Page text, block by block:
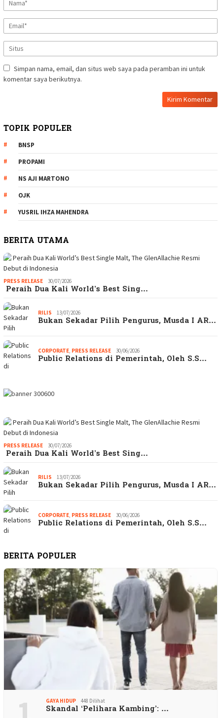
Simpan nama, email, dan situs web saya pada peramban ini untuk
komentar saya berikutnya.
TOPIK POPULER
BNSP
PROPAMI
NS AJI MARTONO
OJK
YUSRIL IHZA MAHENDRA
BERITA UTAMA
PRESS RELEASE 30/07/2026
Peraih Dua Kali World’s Best Sing…
RILIS 13/07/2026
Bukan Sekadar Pilih Pengurus, Musda I AR…
CORPORATE, PRESS RELEASE 30/06/2026
Public Relations di Pemerintah, Oleh S.S…
PRESS RELEASE 30/07/2026
Peraih Dua Kali World’s Best Sing…
RILIS 13/07/2026
Bukan Sekadar Pilih Pengurus, Musda I AR…
CORPORATE, PRESS RELEASE 30/06/2026
Public Relations di Pemerintah, Oleh S.S…
BERITA POPULER
GAYA HIDUP 448 Dilihat
Skandal ‘Pelihara Kambing’: …